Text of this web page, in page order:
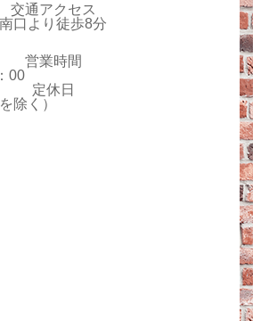
交通アクセス
口より徒歩8分
営業時間
00
定休日
除く）